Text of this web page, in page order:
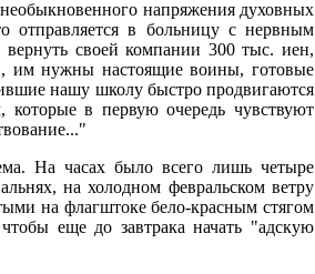
необыкновенного напряжения духовных
в больницу с нервным
вернуть своей компании 300 тыс. иен,
им нужны настоящие воины, готовые
нашу школу быстро продвигаются
в первую очередь чувствуют
На часах было всего лишь четыре
на холодном февральском ветру
на флагштоке бело-красным стягом
еще до завтрака начать "адскую